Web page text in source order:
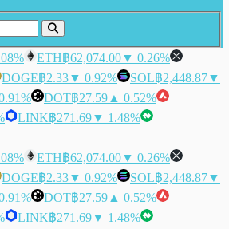
ETH฿62,074.00▼ 0.26%
DOGE฿2.33▼ 0.92% SOL฿2,448.87▼
DOT฿27.59 ▲ 0.52%
LINK฿271.69▼ 1.48%
ETH฿62,074.00▼ 0.26%
DOGE฿2.33▼ 0.92% SOL฿2,448.87▼
DOT฿27.59 ▲ 0.52%
LINK฿271.69▼ 1.48%